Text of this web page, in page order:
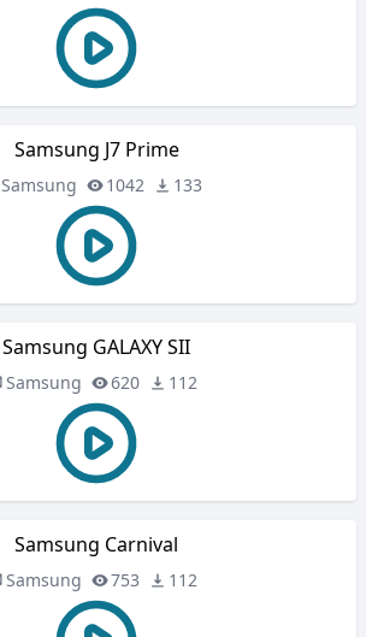
Samsung J7 Prime
Samsung 1042 133
Samsung GALAXY SII
Samsung 620 112
Samsung Carnival
Samsung 753 112